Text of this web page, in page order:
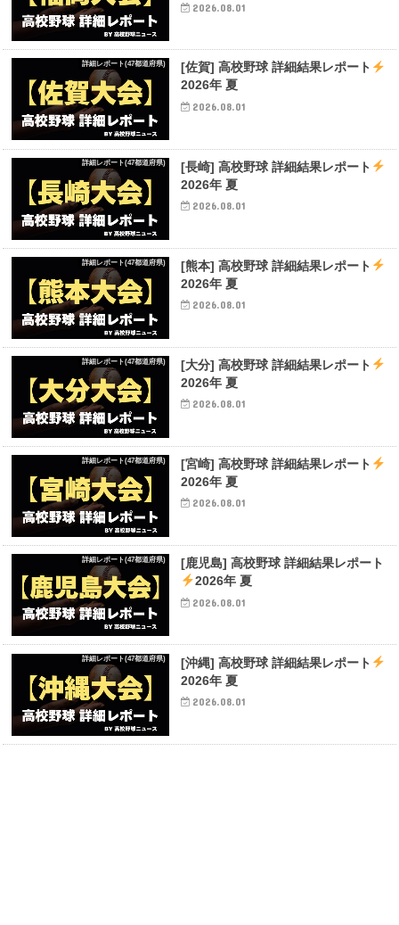
2026.08.01
詳細レポート(47都道府県)
[佐賀] 高校野球 詳細結果レポート
2026年 夏
2026.08.01
詳細レポート(47都道府県)
[長崎] 高校野球 詳細結果レポート
2026年 夏
2026.08.01
詳細レポート(47都道府県)
[熊本] 高校野球 詳細結果レポート
2026年 夏
2026.08.01
詳細レポート(47都道府県)
[大分] 高校野球 詳細結果レポート
2026年 夏
2026.08.01
詳細レポート(47都道府県)
[宮崎] 高校野球 詳細結果レポート
2026年 夏
2026.08.01
詳細レポート(47都道府県)
[鹿児島] 高校野球 詳細結果レポート
2026年 夏
2026.08.01
詳細レポート(47都道府県)
[沖縄] 高校野球 詳細結果レポート
2026年 夏
2026.08.01